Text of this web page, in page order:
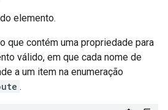
elemento.
que contém uma propriedade para
válido, em que cada nome de
a um item na enumeração
.